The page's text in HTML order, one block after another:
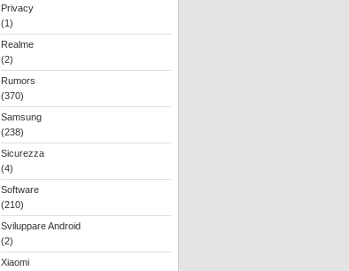
Privacy
(1)
Realme
(2)
Rumors
(370)
Samsung
(238)
Sicurezza
(4)
Software
(210)
Sviluppare Android
(2)
Xiaomi